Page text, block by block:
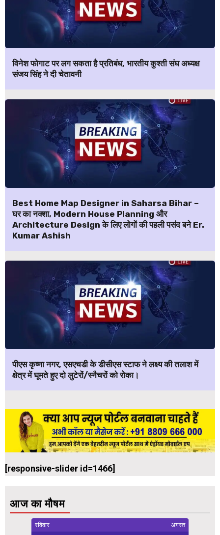
विनेश फोगाट पर लग सकता है प्रतिबंध, भारतीय कुश्ती संघ अध्यक्ष
संजय सिंह ने दी चेतावनी
Best Home Map Designer in Saharsa Bihar –
घर का नक्शा, Modern House Planning और
Architecture Design के लिए लोगों की पहली पसंद बने Er.
Kumar Ashish
पीएस कृष्णा नगर, एसएचडी के डीसीएस स्टाफ ने लक्ष्य की तलाश में
क्षेत्र में घूमते हुए दो लुटेरों/स्नैचरों को रोका।
[responsive-slider id=1466]
आज का मौषम
रविवार अगस्त